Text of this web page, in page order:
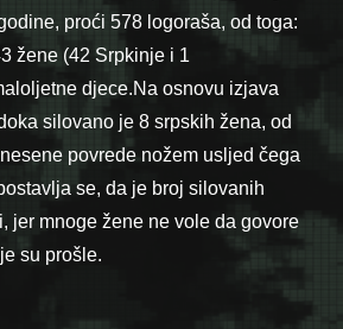
proći 578 logoraša, od toga:
žene (42 Srpkinje i 1
djece.Na osnovu izjava
silovano je 8 srpskih žena, od
povrede nožem usljed čega
se, da je broj silovanih
jer mnoge žene ne vole da govore
su prošle.